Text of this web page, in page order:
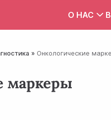
О НАС
Онкологические
маркеры